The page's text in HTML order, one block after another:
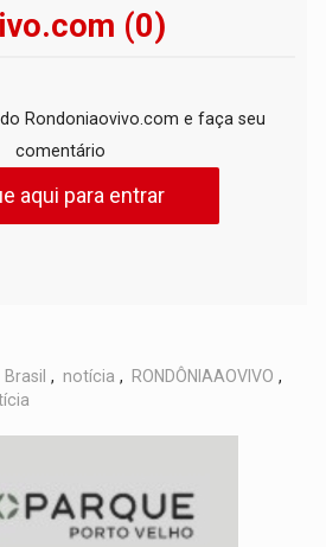
(0)
Rondoniaovivo.com e faça seu
comentário
aqui para entrar
Brasil , notícia , RONDÔNIAAOVIVO ,